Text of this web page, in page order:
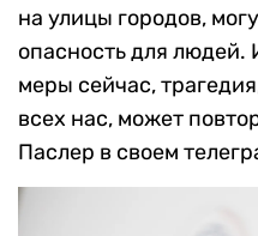
на улицы городов,
опасность для людей.
меры сейчас,
всех нас, может
Паслер в своем